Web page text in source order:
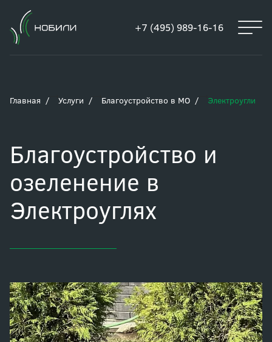
+7 (495) 989-16-16
Главная Услуги Благоустройство в МО Электроугли
Благоустройство и
озеленение в
Электроуглях